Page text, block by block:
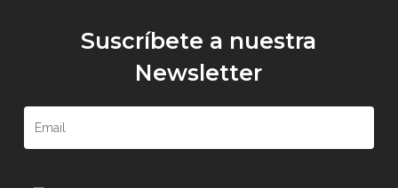
Suscríbete a nuestra
Newsletter